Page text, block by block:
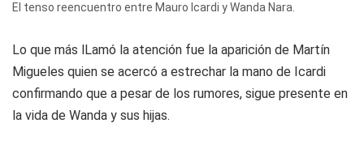
El tenso reencuentro entre Mauro Icardi y Wanda Nara.
Lo que más lLamó la atención fue la aparición de Martín
Migueles quien se acercó a estrechar la mano de Icardi
confirmando que a pesar de los rumores, sigue presente en
la vida de Wanda y sus hijas.